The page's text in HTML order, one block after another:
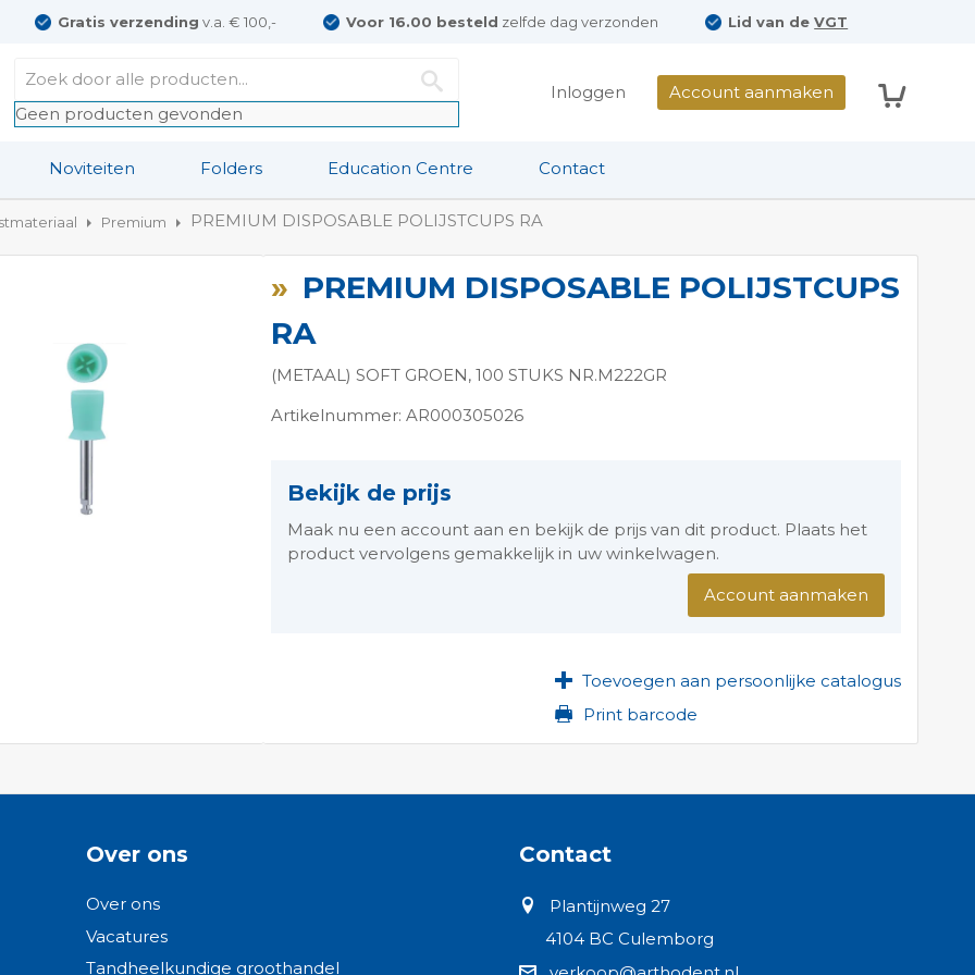
Gratis verzending v.a. € 100,- Voor 16.00 besteld zelfde dag verzonden Lid van deVGT
Geen producten gevonden
Inloggen Account aanmaken
Noviteiten Folders Education Centre Contact
Premium PREMIUM DISPOSABLE POLIJSTCUPS RA
PREMIUM DISPOSABLE POLIJSTCUPS
RA
(METAAL) SOFT GROEN, 100 STUKS NR.M222GR
Artikelnummer: AR000305026
Bekijk de prijs
Maak nu een account aan en bekijk de prijs van dit product. Plaats het
product vervolgens gemakkelijk in uw winkelwagen.
Account aanmaken
Toevoegen aan persoonlijke catalogus
Print barcode
Over ons
Over ons
Vacatures
Tandheelkundige groothandel
Contact
Plantijnweg 27
4104 BC Culemborg